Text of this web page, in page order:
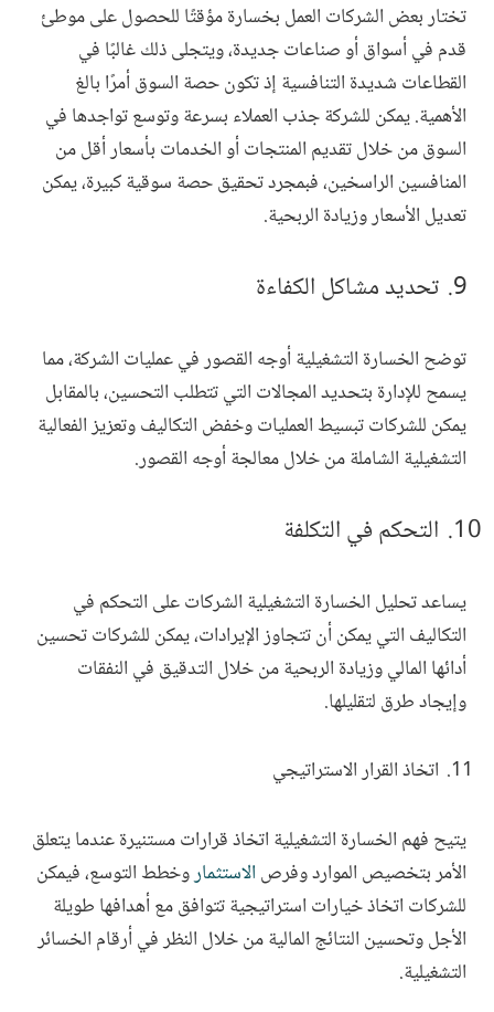
تختار بعض الشركات العمل بخسارة مؤقتًا للحصول على موطئ
قدم في أسواق أو صناعات جديدة، ويتجلى ذلك غالبًا في
القطاعات شديدة التنافسية إذ تكون حصة السوق أمرًا بالغ
الأهمية. يمكن للشركة جذب العملاء بسرعة وتوسع تواجدها في
السوق من خلال تقديم المنتجات أو الخدمات بأسعار أقل من
المنافسين الراسخين، فبمجرد تحقيق حصة سوقية كبيرة، يمكن
تعديل الأسعار وزيادة الربحية.
تحديد مشاكل الكفاءة
توضح الخسارة التشغيلية أوجه القصور في عمليات الشركة، مما
يسمح للإدارة بتحديد المجالات التي تتطلب التحسين، بالمقابل
يمكن للشركات تبسيط العمليات وخفض التكاليف وتعزيز الفعالية
التشغيلية الشاملة من خلال معالجة أوجه القصور.
التحكم في التكلفة
يساعد تحليل الخسارة التشغيلية الشركات على التحكم في
التكاليف التي يمكن أن تتجاوز الإيرادات، يمكن للشركات تحسين
أدائها المالي وزيادة الربحية من خلال التدقيق في النفقات
وإيجاد طرق لتقليلها.
اتخاذ القرار الاستراتيجي
يتيح فهم الخسارة التشغيلية اتخاذ قرارات مستنيرة عندما يتعلق
الأمر بتخصيص الموارد وفرص الاستثماروخطط التوسع، فيمكن
للشركات اتخاذ خيارات استراتيجية تتوافق مع أهدافها طويلة
الأجل وتحسين النتائج المالية من خلال النظر في أرقام الخسائر
التشغيلية.